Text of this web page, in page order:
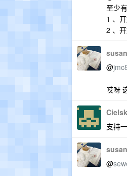
至少
1 、
2 、
@
哎呀
支持
@